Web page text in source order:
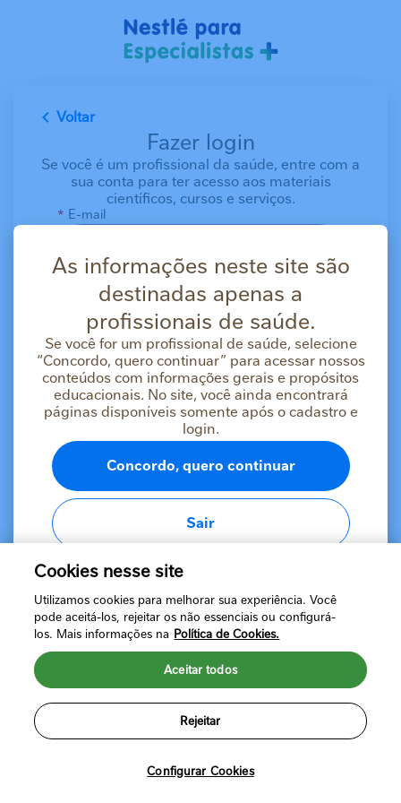
Voltar
Fazer login
Se você é um profissional da saúde, entre com a
sua conta para ter acesso aos materiais
científicos, cursos e serviços.
E-mail
Mantenha-me conectado por 14 dias em vez
de 20 minutos.
Esqueci minha senha
Fazer login
Ainda não tem uma conta?
As informações neste site são
destinadas apenas a
profissionais de saúde.
Se você for um profissional de saúde, selecione
“Concordo, quero continuar” para acessar nossos
conteúdos com informações gerais e propósitos
educacionais. No site, você ainda encontrará
páginas disponíveis somente após o cadastro e
login.
Concordo, quero continuar
Sair
Política de Privacidade
©2024 Nestlé Brasil Ltda. Todos os direitos reservados. Marcas
Cookies nesse site
Utilizamos cookies para melhorar sua experiência. Você
pode aceitá-los, rejeitar os não essenciais ou configurá-
los. Mais informações na Política de Cookies.
Configurar Cookies
Rejeitar
Aceitar todos